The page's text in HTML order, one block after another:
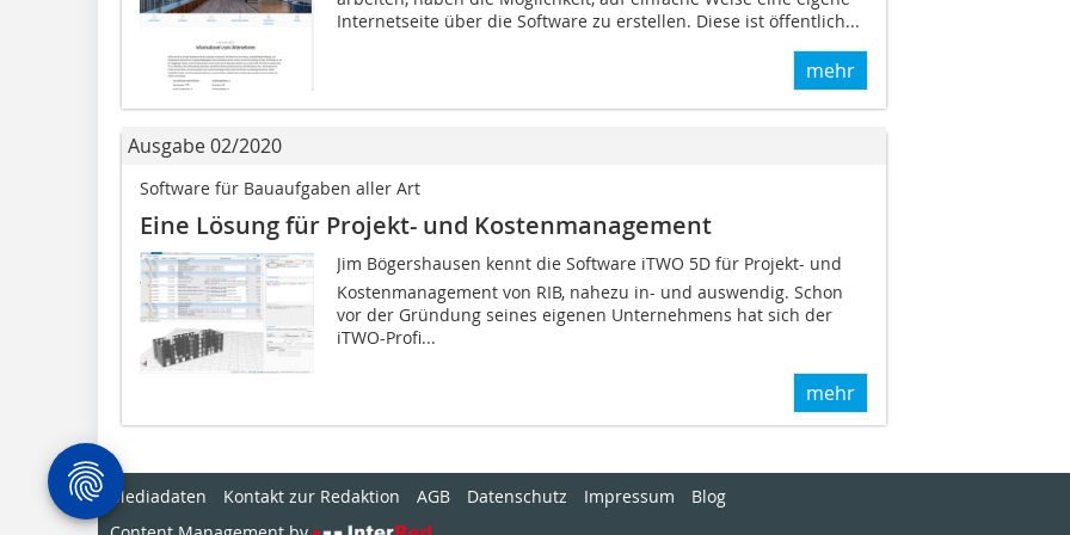
Internetseite über die Software zu erstellen. Diese ist öffentlich...
mehr
Ausgabe 02/2020
Software für Bauaufgaben aller Art
Eine Lösung für Projekt- und Kostenmanagement
Jim Bögershausen kennt die Software iTWO 5D für Projekt- und
Kostenmanagement von RIB, nahezu in- und auswendig. Schon
vor der Gründung seines eigenen Unternehmens hat sich der
iTWO-Profi...
mehr
Mediadaten Kontakt zur Redaktion AGB Datenschutz Impressum
Blog